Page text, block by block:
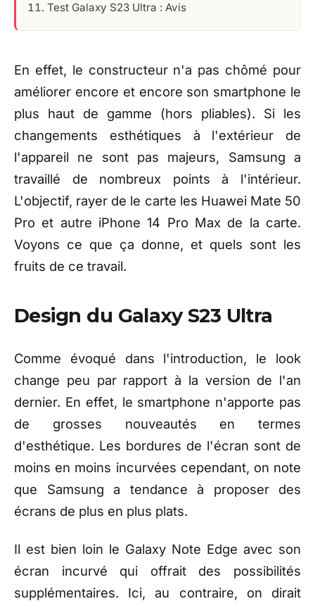
Test Galaxy S23 Ultra : Avis
En effet, le constructeur n'a pas chômé pour
améliorer encore et encore son smartphone le
plus haut de gamme (hors pliables). Si les
changements esthétiques à l'extérieur de
l'appareil ne sont pas majeurs, Samsung a
travaillé de nombreux points à l'intérieur.
L'objectif, rayer de le carte les Huawei Mate 50
Pro et autre iPhone 14 Pro Max de la carte.
Voyons ce que ça donne, et quels sont les
fruits de ce travail.
Design du Galaxy S23 Ultra
Comme évoqué dans l'introduction, le look
change peu par rapport à la version de l'an
dernier. En effet, le smartphone n'apporte pas
de grosses nouveautés en termes
d'esthétique. Les bordures de l'écran sont de
moins en moins incurvées cependant, on note
que Samsung a tendance à proposer des
écrans de plus en plus plats.
Il est bien loin le Galaxy Note Edge avec son
écran incurvé qui offrait des possibilités
supplémentaires. Ici, au contraire, on dirait